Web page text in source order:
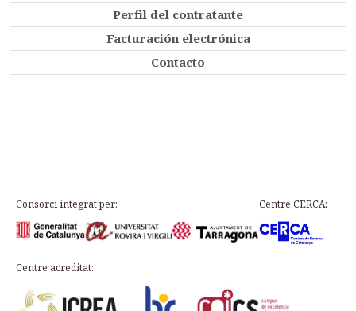
Perfil del contratante
Facturación electrónica
Contacto
Consorci integrat per: Centre CERCA:
Centre acreditat: